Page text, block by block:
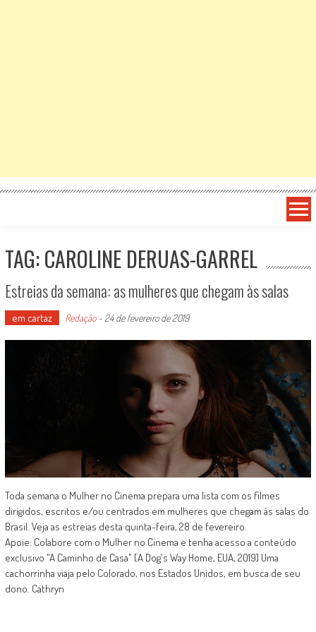
TAG: CAROLINE DERUAS-GARREL
Estreias da semana: as mulheres que chegam às salas
em cartaz Redação- 24 de fevereiro de 2019
Toda semana o Mulher no Cinema prepara uma lista com os filmes
dirigidos, escritos e/ou centrados em mulheres que chegam às salas do
Brasil. Veja as estreias desta quinta-feira, 28 de fevereiro.
Apoie: Colabore com o Mulher no Cinema e tenha acesso a conteúdo
exclusivo "A Caminho de Casa" [A Dog's Way Home, EUA, 2019] Uma
cachorrinha viaja pelo Colorado, nos Estados Unidos, em busca de seu
dono. Cathryn